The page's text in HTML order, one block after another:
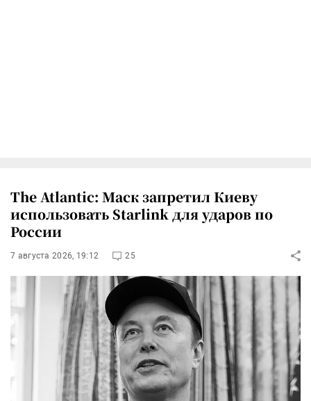
The Atlantic: Маск запретил Киеву
использовать Starlink для ударов по
России
7 августа 2026, 19:12 25